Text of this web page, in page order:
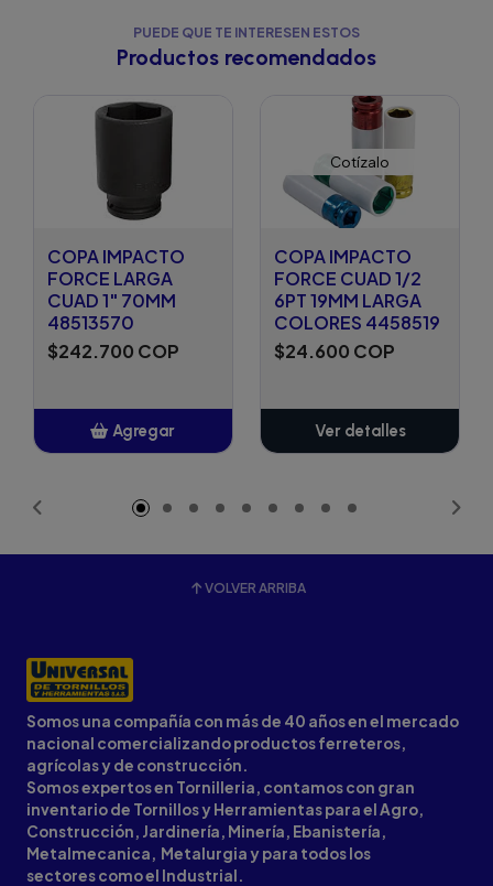
PUEDE QUE TE INTERESEN ESTOS
Productos recomendados
COPA IMPACTO
FORCE LARGA
CUAD 1" 70MM
48513570
$242.700 COP
Agregar
Cotízalo
COPA IMPACTO
FORCE CUAD 1/2
6PT 19MM LARGA
COLORES 4458519
$24.600 COP
Ver detalles
VOLVER ARRIBA
Somos una compañía con más de 40 años en el mercado
nacional comercializando productos ferreteros,
agrícolas y de construcción.
Somos expertos en Tornilleria, contamos con gran
inventario de Tornillos y Herramientas para el Agro,
Construcción, Jardinería, Minería, Ebanistería,
Metalmecanica, Metalurgia y para todos los
sectores como el Industrial.